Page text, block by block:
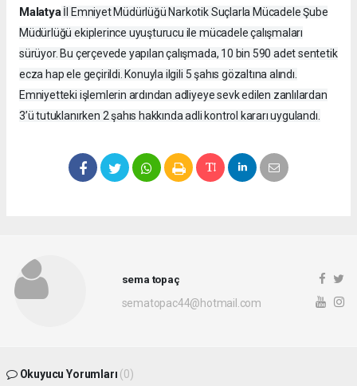
Malatyaİl Emniyet Müdürlüğü Narkotik Suçlarla Mücadele Şube
Müdürlüğü ekiplerince uyuşturucu ile mücadele çalışmaları
sürüyor. Bu çerçevede yapılan çalışmada, 10 bin 590 adet sentetik
ecza hap ele geçirildi. Konuyla ilgili 5 şahıs gözaltına alındı.
Emniyetteki işlemlerin ardından adliyeye sevk edilen zanlılardan
3’ü tutuklanırken 2 şahıs hakkında adli kontrol kararı uygulandı.
sema topaç
sematopac44@hotmail.com
Okuyucu Yorumları (0)